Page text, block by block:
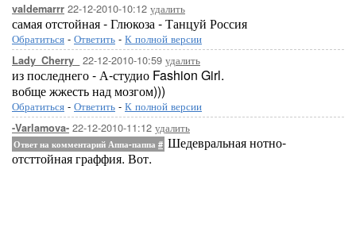
valdemarrr 22-12-2010-10:12 удалить
самая отстойная - Глюкоза - Танцуй Россия
Обратиться - Ответить - К полной версии
Lady_Cherry_ 22-12-2010-10:59 удалить
из последнего - А-студио Fashion Girl.
вобще жжесть над мозгом)))
Обратиться - Ответить - К полной версии
-Varlamova- 22-12-2010-11:12 удалить
Ответ на комментарий Аппа-паппа # Шедевральная нотно-
отсттойная граффия. Вот.